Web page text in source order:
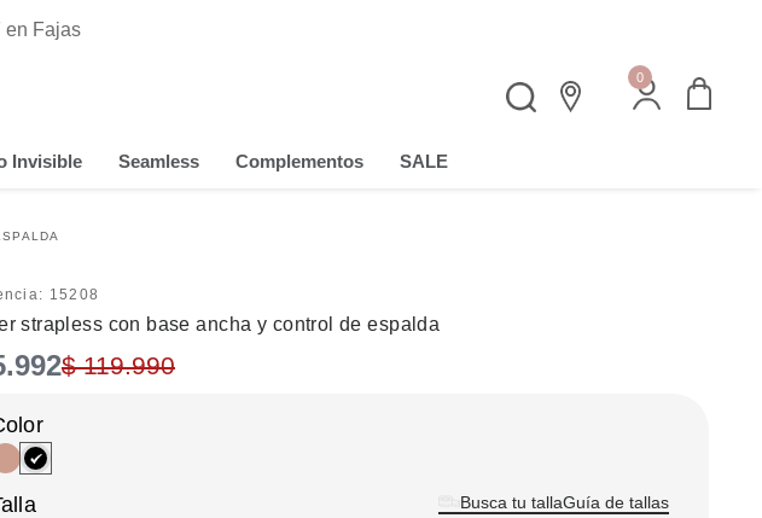
en Fajas
0
Invisible Seamless Complementos SALE
: 15208
strapless con base ancha y control de espalda
.992$ 119.990
Guía de tallas